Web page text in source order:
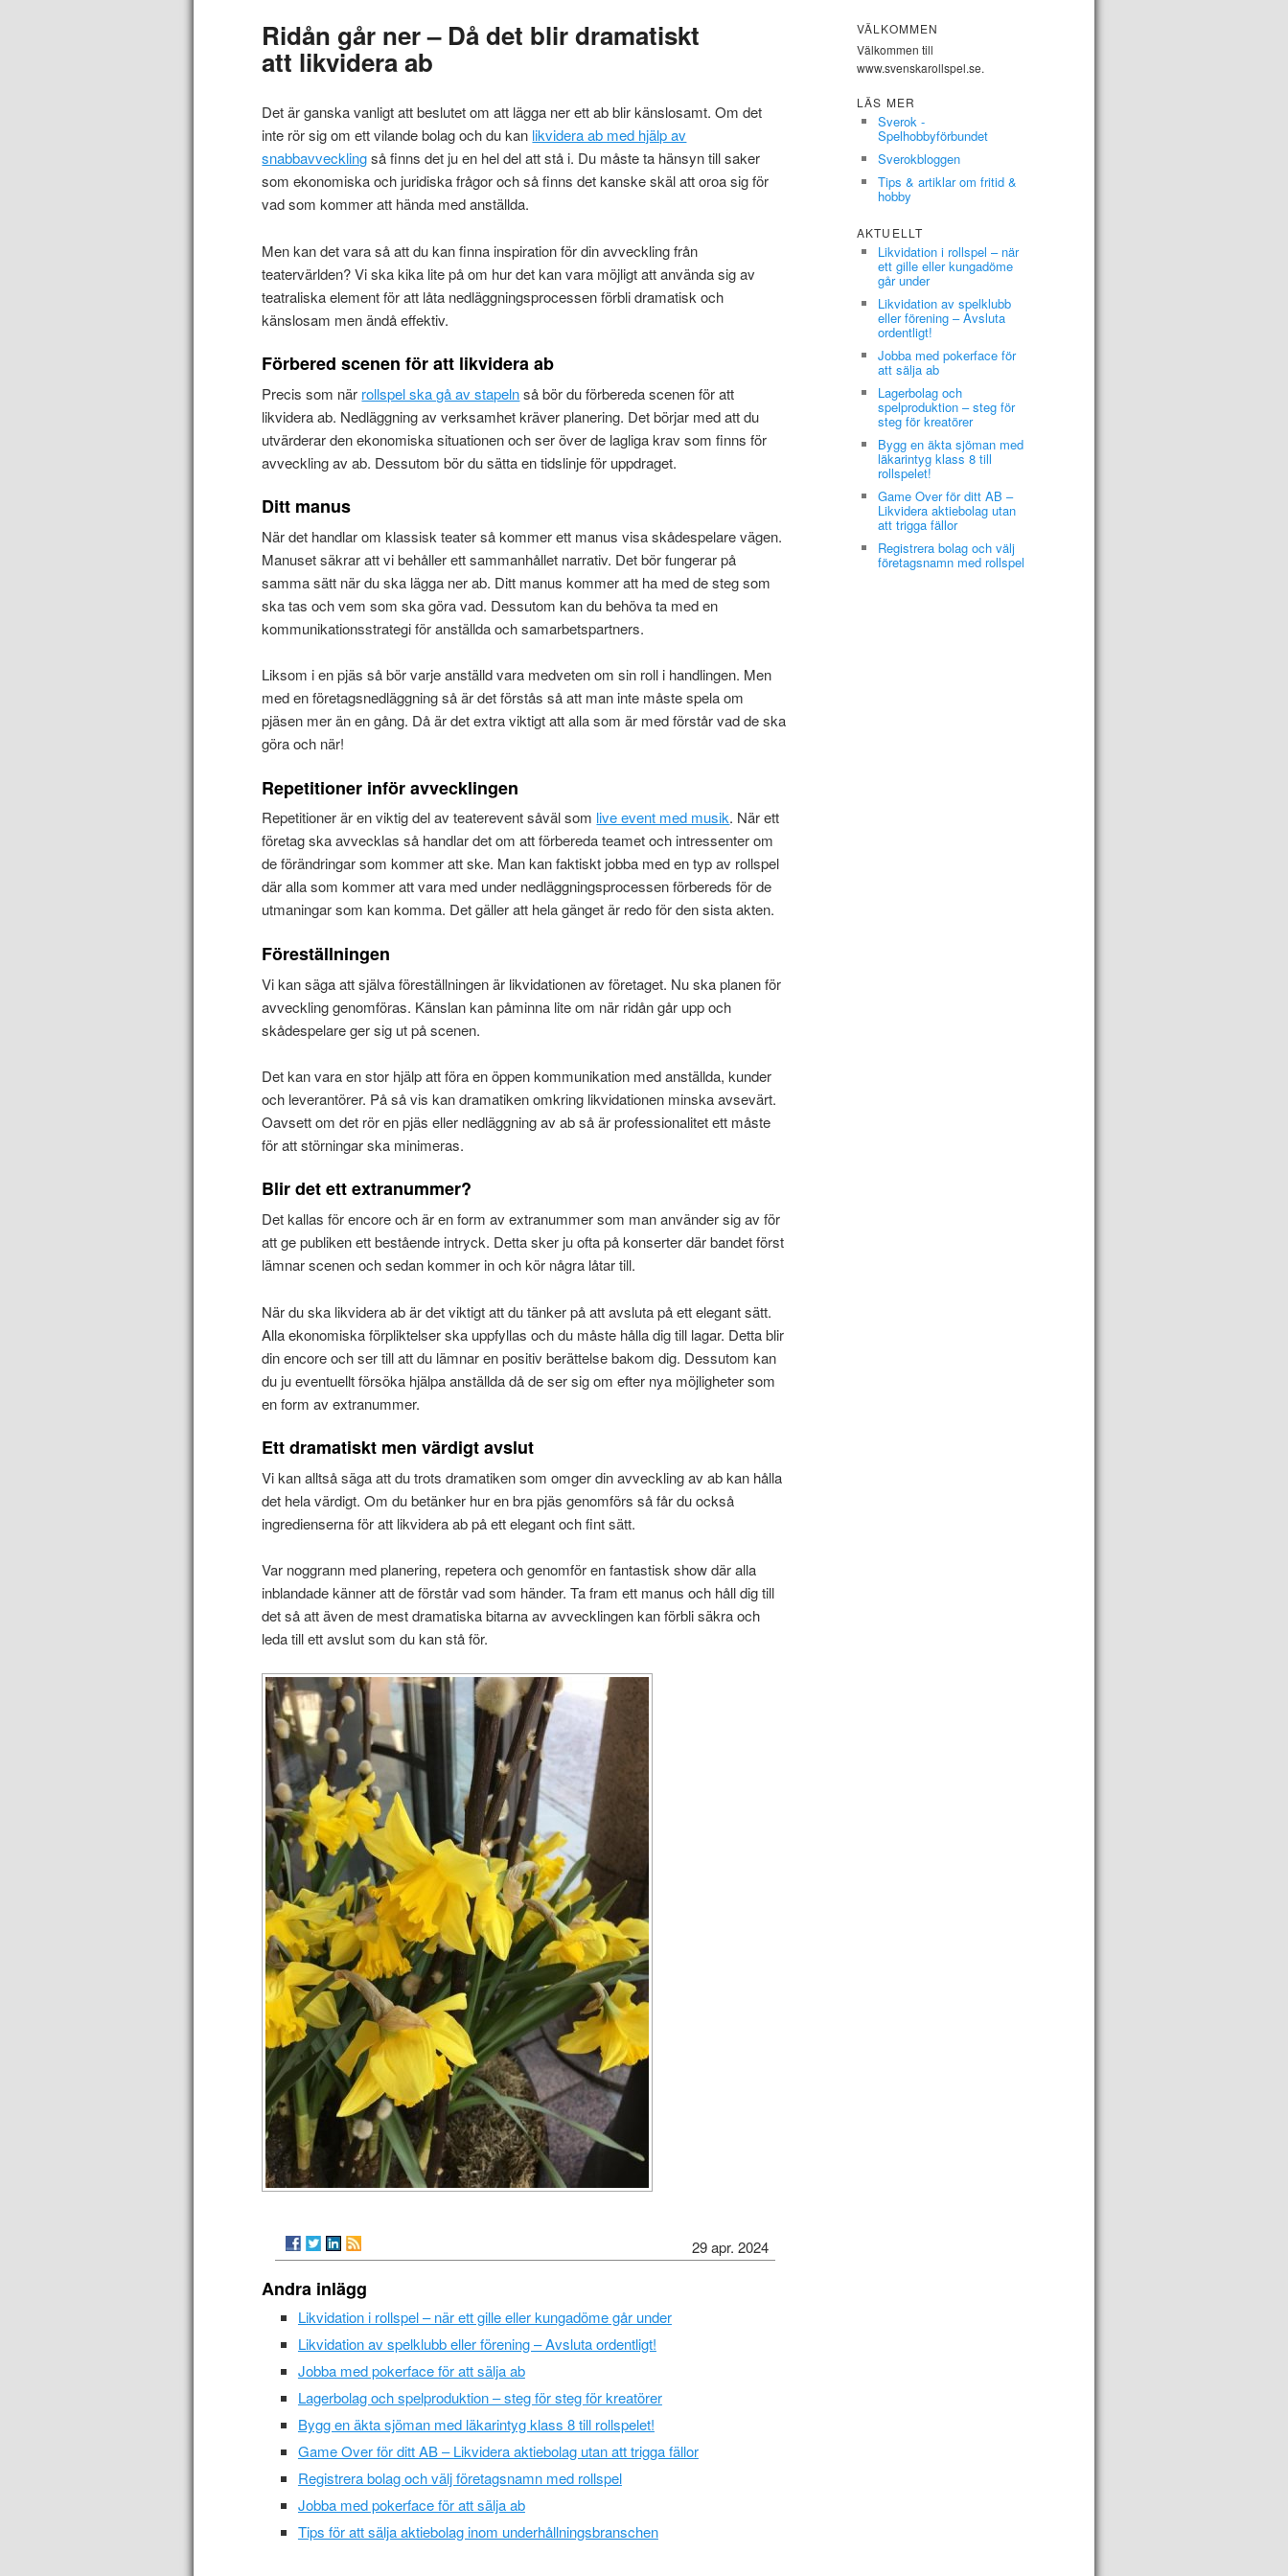
Ridån går ner – Då det blir dramatiskt
att likvidera ab
Det är ganska vanligt att beslutet om att lägga ner ett ab blir känslosamt. Om det
inte rör sig om ett vilande bolag och du kan likvidera ab med hjälp av
snabbavvecklingså finns det ju en hel del att stå i. Du måste ta hänsyn till saker
som ekonomiska och juridiska frågor och så finns det kanske skäl att oroa sig för
vad som kommer att hända med anställda.
Men kan det vara så att du kan finna inspiration för din avveckling från
teatervärlden? Vi ska kika lite på om hur det kan vara möjligt att använda sig av
teatraliska element för att låta nedläggningsprocessen förbli dramatisk och
känslosam men ändå effektiv.
Förbered scenen för att likvidera ab
Precis som när rollspel ska gå av stapelnså bör du förbereda scenen för att
likvidera ab. Nedläggning av verksamhet kräver planering. Det börjar med att du
utvärderar den ekonomiska situationen och ser över de lagliga krav som finns för
avveckling av ab. Dessutom bör du sätta en tidslinje för uppdraget.
Ditt manus
När det handlar om klassisk teater så kommer ett manus visa skådespelare vägen.
Manuset säkrar att vi behåller ett sammanhållet narrativ. Det bör fungerar på
samma sätt när du ska lägga ner ab. Ditt manus kommer att ha med de steg som
ska tas och vem som ska göra vad. Dessutom kan du behöva ta med en
kommunikationsstrategi för anställda och samarbetspartners.
Liksom i en pjäs så bör varje anställd vara medveten om sin roll i handlingen. Men
med en företagsnedläggning så är det förstås så att man inte måste spela om
pjäsen mer än en gång. Då är det extra viktigt att alla som är med förstår vad de ska
göra och när!
Repetitioner inför avvecklingen
Repetitioner är en viktig del av teaterevent såväl som live event med musik. När ett
företag ska avvecklas så handlar det om att förbereda teamet och intressenter om
de förändringar som kommer att ske. Man kan faktiskt jobba med en typ av rollspel
där alla som kommer att vara med under nedläggningsprocessen förbereds för de
utmaningar som kan komma. Det gäller att hela gänget är redo för den sista akten.
Föreställningen
Vi kan säga att själva föreställningen är likvidationen av företaget. Nu ska planen för
avveckling genomföras. Känslan kan påminna lite om när ridån går upp och
skådespelare ger sig ut på scenen.
Det kan vara en stor hjälp att föra en öppen kommunikation med anställda, kunder
och leverantörer. På så vis kan dramatiken omkring likvidationen minska avsevärt.
Oavsett om det rör en pjäs eller nedläggning av ab så är professionalitet ett måste
för att störningar ska minimeras.
Blir det ett extranummer?
Det kallas för encore och är en form av extranummer som man använder sig av för
att ge publiken ett bestående intryck. Detta sker ju ofta på konserter där bandet först
lämnar scenen och sedan kommer in och kör några låtar till.
När du ska likvidera ab är det viktigt att du tänker på att avsluta på ett elegant sätt.
Alla ekonomiska förpliktelser ska uppfyllas och du måste hålla dig till lagar. Detta blir
din encore och ser till att du lämnar en positiv berättelse bakom dig. Dessutom kan
du ju eventuellt försöka hjälpa anställda då de ser sig om efter nya möjligheter som
en form av extranummer.
Ett dramatiskt men värdigt avslut
Vi kan alltså säga att du trots dramatiken som omger din avveckling av ab kan hålla
det hela värdigt. Om du betänker hur en bra pjäs genomförs så får du också
ingredienserna för att likvidera ab på ett elegant och fint sätt.
Var noggrann med planering, repetera och genomför en fantastisk show där alla
inblandade känner att de förstår vad som händer. Ta fram ett manus och håll dig till
det så att även de mest dramatiska bitarna av avvecklingen kan förbli säkra och
leda till ett avslut som du kan stå för.
29 apr. 2024
Andra inlägg
Likvidation i rollspel – när ett gille eller kungadöme går under
Likvidation av spelklubb eller förening – Avsluta ordentligt!
Jobba med pokerface för att sälja ab
Lagerbolag och spelproduktion – steg för steg för kreatörer
Bygg en äkta sjöman med läkarintyg klass 8 till rollspelet!
Game Over för ditt AB – Likvidera aktiebolag utan att trigga fällor
Registrera bolag och välj företagsnamn med rollspel
Jobba med pokerface för att sälja ab
Tips för att sälja aktiebolag inom underhållningsbranschen
VÄLKOMMEN
Välkommen till
www.svenskarollspel.se.
LÄS MER
Sverok -
Spelhobbyförbundet
Sverokbloggen
Tips & artiklar om fritid &
hobby
AKTUELLT
Likvidation i rollspel – när
ett gille eller kungadöme
går under
Likvidation av spelklubb
eller förening – Avsluta
ordentligt!
Jobba med pokerface för
att sälja ab
Lagerbolag och
spelproduktion – steg för
steg för kreatörer
Bygg en äkta sjöman med
läkarintyg klass 8 till
rollspelet!
Game Over för ditt AB –
Likvidera aktiebolag utan
att trigga fällor
Registrera bolag och välj
företagsnamn med rollspel